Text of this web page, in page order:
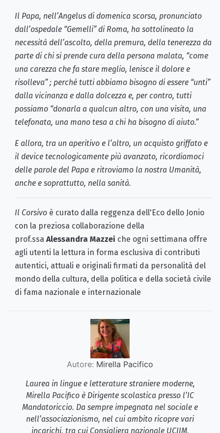
Il Papa, nell’Angelus di domenica scorsa, pronunciato
dall’ospedale “Gemelli” di Roma, ha sottolineato la
necessità dell’ascolto, della premura, della tenerezza da
parte di chi si prende cura della persona malata, “come
una carezza che fa stare meglio, lenisce il dolore e
risolleva” ; perché tutti abbiamo bisogno di essere “unti”
dalla vicinanza e dalla dolcezza e, per contro, tutti
possiamo “donarla a qualcun altro, con una visita, una
telefonata, una mano tesa a chi ha bisogno di aiuto.”
E allora, tra un aperitivo e l’altro, un acquisto griffato e
il device tecnologicamente più avanzato, ricordiamoci
delle parole del Papa e ritroviamo la nostra Umanità,
anche e soprattutto, nella sanità.
Il Corsivo è curato dalla reggenza dell'Eco dello Jonio
con la preziosa collaborazione della
prof.ssa Alessandra Mazzei che ogni settimana offre
agli utenti la lettura in forma esclusiva di contributi
autentici, attuali e originali firmati da personalità del
mondo della cultura, della politica e della società civile
di fama nazionale e internazionale
Autore: Mirella Pacifico
Laurea in lingue e letterature straniere moderne,
Mirella Pacifico è Dirigente scolastica presso l’IC
Mandatoriccio. Da sempre impegnata nel sociale e
nell’associazionismo, nel cui ambito ricopre vari
incarichi, tra cui Consigliera nazionale UCIIM,